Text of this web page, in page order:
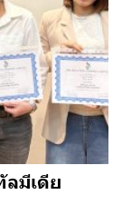
มีเดีย